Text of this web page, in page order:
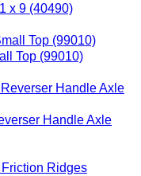
x 9 (40490)
Top (99010)
Handle Axle